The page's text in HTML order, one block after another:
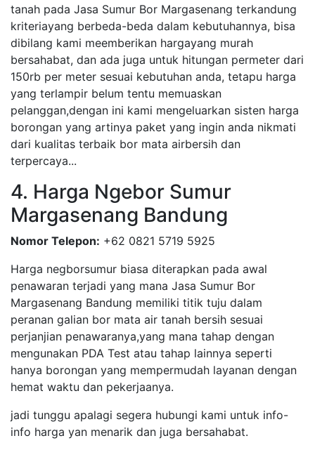
tanah pada Jasa Sumur Bor Margasenang terkandung
kriteriayang berbeda-beda dalam kebutuhannya, bisa
dibilang kami meemberikan hargayang murah
bersahabat, dan ada juga untuk hitungan permeter dari
150rb per meter sesuai kebutuhan anda, tetapu harga
yang terlampir belum tentu memuaskan
pelanggan,dengan ini kami mengeluarkan sisten harga
borongan yang artinya paket yang ingin anda nikmati
dari kualitas terbaik bor mata airbersih dan
terpercaya...
4. Harga Ngebor Sumur
Margasenang Bandung
Nomor Telepon: +62 0821 5719 5925
Harga negborsumur biasa diterapkan pada awal
penawaran terjadi yang mana Jasa Sumur Bor
Margasenang Bandung memiliki titik tuju dalam
peranan galian bor mata air tanah bersih sesuai
perjanjian penawaranya,yang mana tahap dengan
mengunakan PDA Test atau tahap lainnya seperti
hanya borongan yang mempermudah layanan dengan
hemat waktu dan pekerjaanya.
jadi tunggu apalagi segera hubungi kami untuk info-
info harga yan menarik dan juga bersahabat.